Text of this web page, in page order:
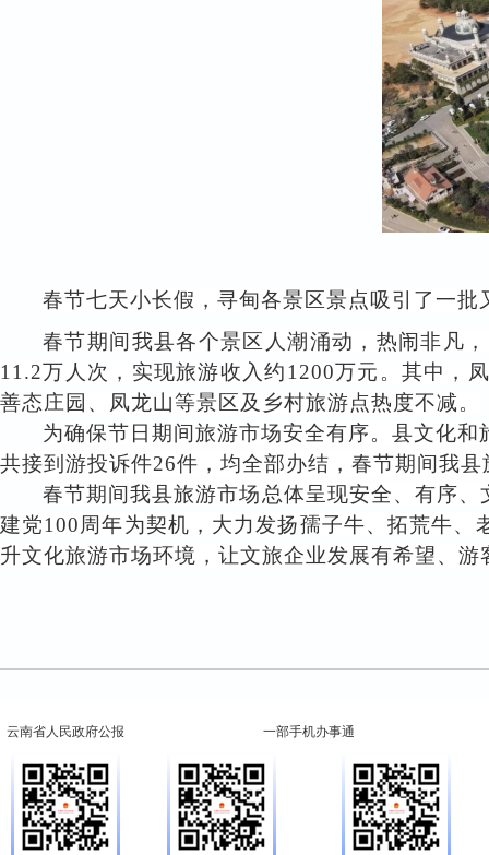
春节七天小长假，寻甸各景区景点吸引了一
春节期间我县各个景区人潮涌动，热闹非凡
11.2万人次，实现旅游收入约1200万元。其中，
善态庄园、凤龙山等景区及乡村旅游点热度不减。
为确保节日期间旅游市场安全有序。县文化
共接到游投诉件26件，均全部办结，春节期间我
春节期间我县旅游市场总体呈现安全、有序
建党100周年为契机，大力发扬孺子牛、拓荒牛
升文化旅游市场环境，让文旅企业发展有希望、
云南省人民政府公报 一部手机办事通